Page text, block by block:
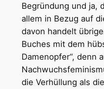
Begründung und ja,
allem in Bezug auf
davon handelt
Buches mit dem
Damenopfer“, denn
die Verhüllung als